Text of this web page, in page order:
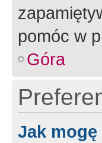
pomóc w
Góra
Jak